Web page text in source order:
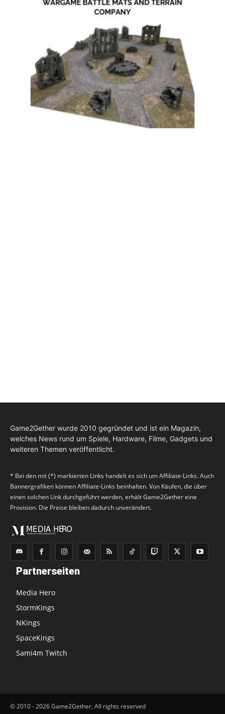
Game2Gether wurde 2010 gegründet und ist ein Magazin,
welches News rund um Spiele, Hardware, Filme, Gadgets und
weiteren Themen veröffentlicht.
* Bei den mit (*) markierten Links handelt es sich um Affiliate-Links. Auch
Bannergrafiken können Affiliate-Links beinhalten. Von Käufen, die über
einen solchen Link durchgeführt werden, erhält Game2Gether eine
Provision. Die Preise bleiben dadurch unverändert.
Partnerseiten
Media Hero
StormKings
NKings
SpaceKings
Sami4m Twitch
© 2010 - 2026 Game2Gether, All rights reserved